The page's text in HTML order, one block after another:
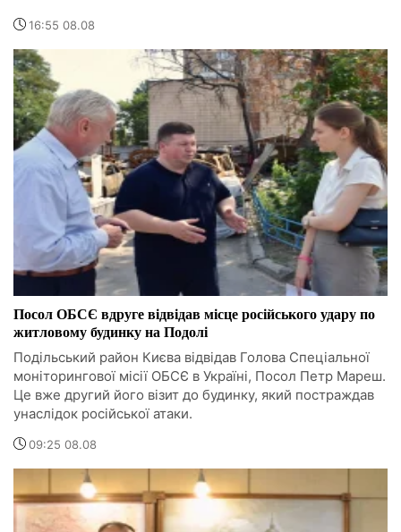
16:55 08.08
Посол ОБСЄ вдруге відвідав місце російського удару по
житловому будинку на Подолі
Подільський район Києва відвідав Голова Спеціальної
моніторингової місії ОБСЄ в Україні, Посол Петр Мареш.
Це вже другий його візит до будинку, який постраждав
унаслідок російської атаки.
09:25 08.08